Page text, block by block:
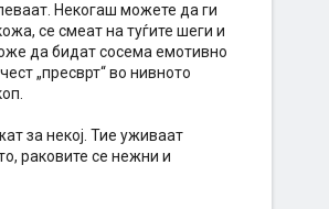
Некогаш можете да ги
се смеат на туѓите шеги и
да бидат сосема емотивно
„пресврт“ во нивното
за некој. Тие уживаат
раковите се нежни и